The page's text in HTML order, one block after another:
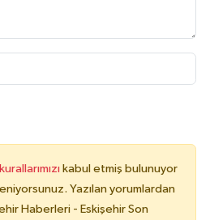
kabul etmiş bulunuyor
Yazılan yorumlardan
Haberleri - Eskişehir Son